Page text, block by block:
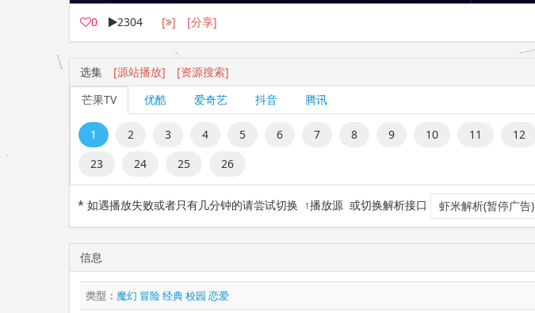
0 2304 [ ] [分享]
选集 [源站播放]
[资源搜索]
芒果TV
优酷 爱奇艺 抖音 腾讯
1 2 3 4 5 6 7 8 9 10 11 12
23
24 25 26
* 如遇播放失败或者只有几分钟的请尝试切换 ↑播放源 或切换解析接口 虾米解析(暂停广告)
信息
类型： 魔幻 冒险经典校园 恋爱